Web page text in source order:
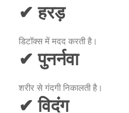
✔ हरड़
डिटॉक्स में मदद करती है।
✔ पुनर्नवा
शरीर से गंदगी निकालती है।
✔ विदंग